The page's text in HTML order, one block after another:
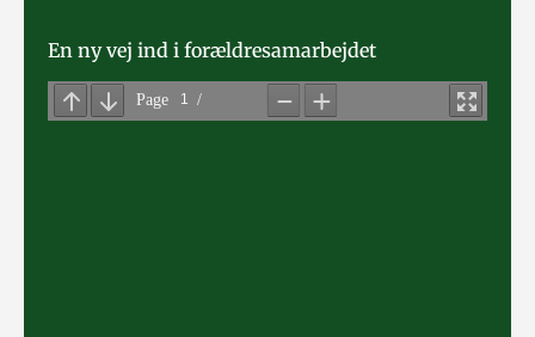
En ny vej ind i forældresamarbejdet